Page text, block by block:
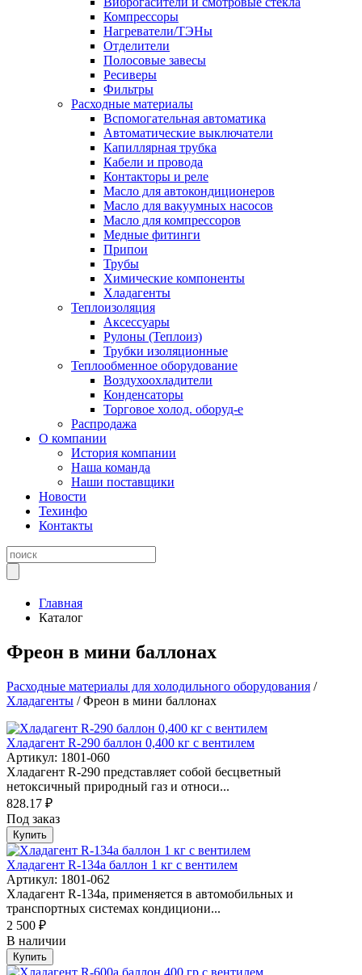
Компрессоры
Нагреватели/ТЭНы
Отделители
Полосовые завесы
Ресиверы
Фильтры
Расходные материалы
Вспомогательная автоматика
Автоматические выключатели
Капиллярная трубка
Кабели и провода
Контакторы и реле
Масло для автокондиционеров
Масло для вакуумных насосов
Масло для компрессоров
Медные фитинги
Припои
Трубы
Химические компоненты
Хладагенты
Теплоизоляция
Аксессуары
Рулоны (Теплоиз)
Трубки изоляционные
Теплообменное оборудование
Воздухоохладители
Конденсаторы
Торговое холод. оборуд-е
Распродажа
О компании
История компании
Наша команда
Наши поставщики
Новости
Техинфо
Контакты
Главная
Каталог
Фреон в мини баллонах
Расходные материалы для холодильного оборудования /
Хладагенты / Фреон в мини баллонах
Хладагент R-290 баллон 0,400 кг с вентилем
Артикул: 1801-060
Хладагент R-290 представляет собой бесцветный
нетоксичный природный газ и относи...
828.17 ₽
Под заказ
Купить
Хладагент R-134а баллон 1 кг с вентилем
Артикул: 1801-062
Хладагент R-134a, применяется в автомобильных и
транспортных системах кондициони...
2 500 ₽
В наличии
Купить